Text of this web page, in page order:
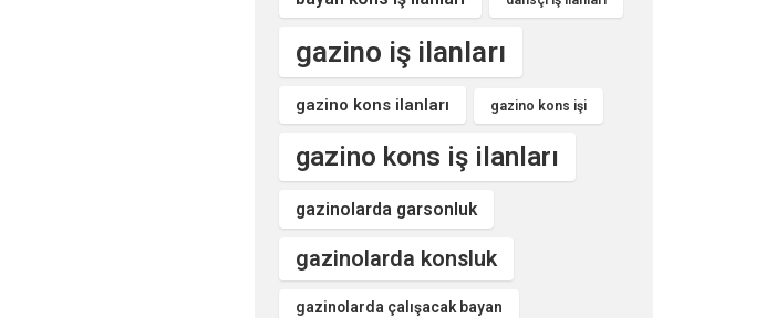
gazino iş ilanları
gazino kons ilanları gazino kons işi
gazino kons iş ilanları
gazinolarda garsonluk
gazinolarda konsluk
gazinolarda çalışacak bayan